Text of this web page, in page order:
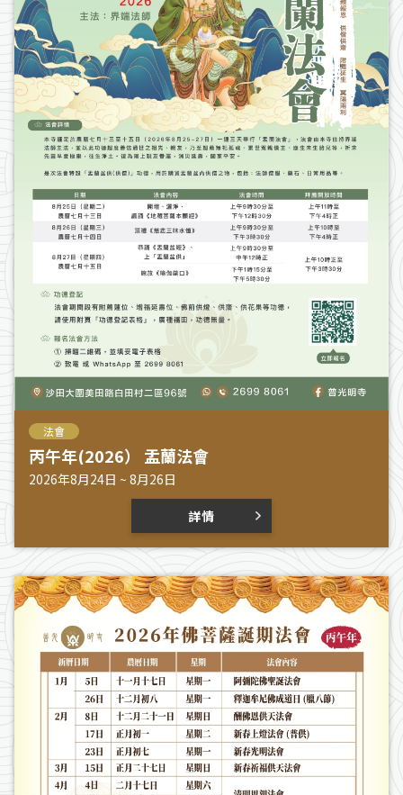
法會
丙午年(2026） 盂蘭法會
2026年8月24日 ~ 8月26日
詳情